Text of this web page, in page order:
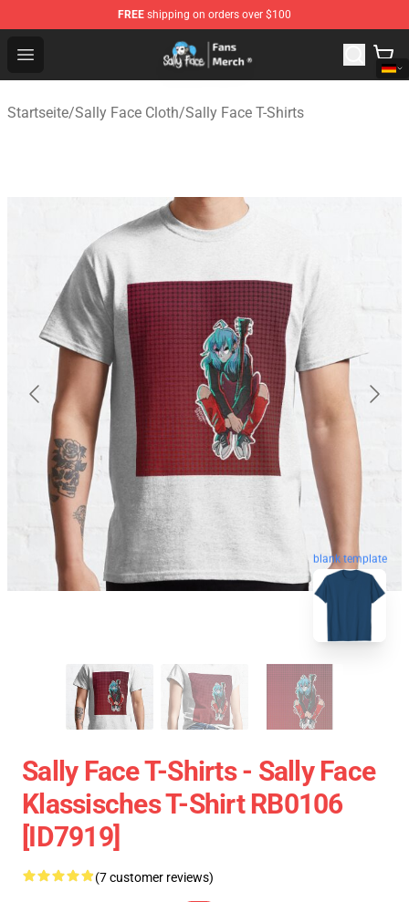
FREE shipping on orders over $100
Open menu
Sally Face Store - Official Sally Face Merchandise Shop
Startseite/Sally Face Cloth/Sally Face T-Shirts
blank template
Sally Face T-Shirts - Sally Face
Klassisches T-Shirt RB0106
[ID7919]
(7 customer reviews)